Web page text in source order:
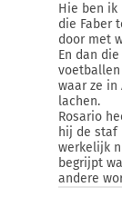
Hie ben ik
die Faber
door met
En dan
waar ze in
lachen.
Rosario
hij de staf
werkelijk
begrijpt
andere